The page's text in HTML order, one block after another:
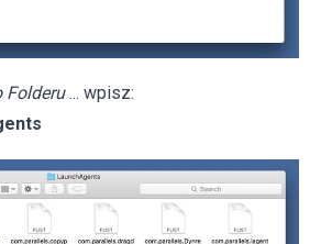
Folderu ... wpisz: